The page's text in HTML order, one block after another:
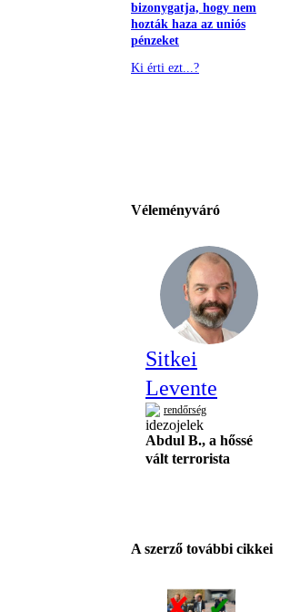
bizonygatja, hogy nem
hozták haza az uniós
pénzeket
Ki érti ezt...?
Véleményváró
Sitkei
Levente
rendőrség
Abdul B., a hőssé
vált terrorista
A szerző további cikkei